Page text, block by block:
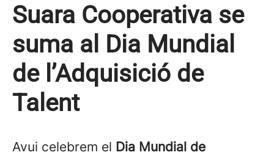
Suara Cooperativa se
suma al Dia Mundial
de l’Adquisició de
Talent
Avui celebrem el Dia Mundial de